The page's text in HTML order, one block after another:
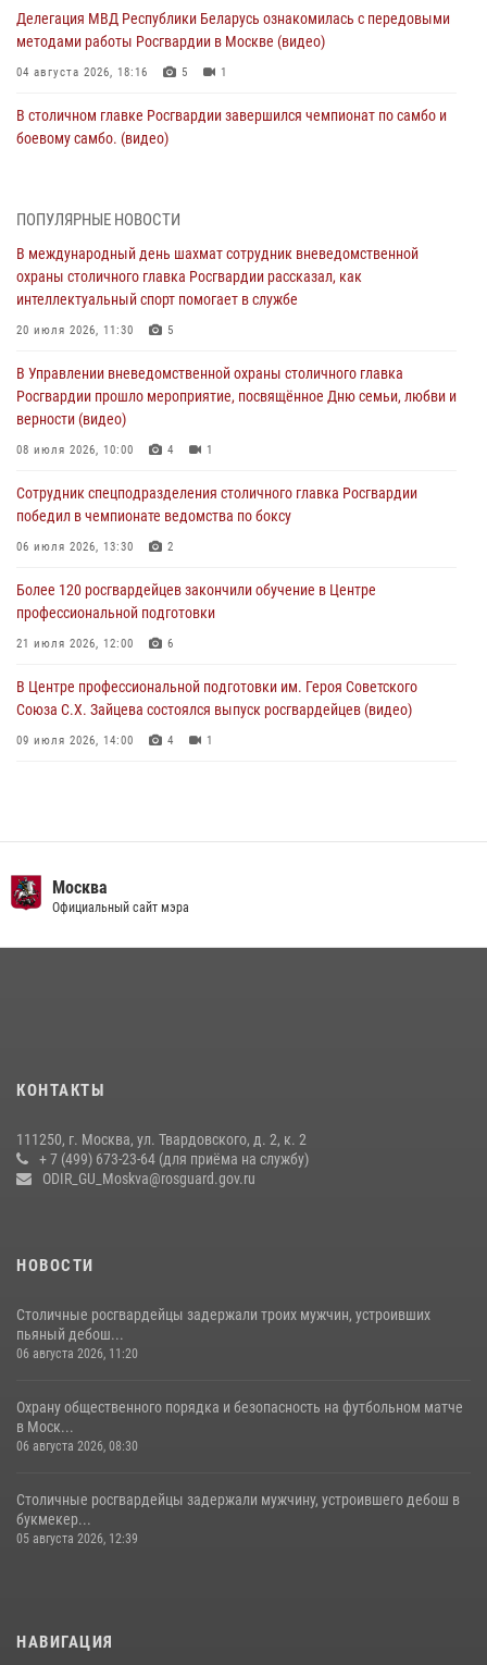
Делегация МВД Республики Беларусь ознакомилась с передовыми
методами работы Росгвардии в Москве (видео)
04 августа 2026, 18:16 5 1
В столичном главке Росгвардии завершился чемпионат по самбо и
боевому самбо. (видео)
Офицер Росгвардии стал гостем прямого эфира на «Радио Москвы»
04 августа 2026, 12:28
В Москве росгвардейцы задержали подозреваемого в нападении
на охранника торгового центра (видео)
В Главном управлении Росгвардии по городу Москве подвели итоги
работы подразделений за прошедший месяц
03 августа 2026, 13:00
На востоке Москвы сотрудники Росгвардии задержали мужчину,
находящегося в федеральном розыске (видео)
03 августа 2026, 12:00
ПОПУЛЯРНЫЕ НОВОСТИ
В международный день шахмат сотрудник вневедомственной
охраны столичного главка Росгвардии рассказал, как
интеллектуальный спорт помогает в службе
20 июля 2026, 11:30 5
В Управлении вневедомственной охраны столичного главка
Росгвардии прошло мероприятие, посвящённое Дню семьи, любви и
верности (видео)
08 июля 2026, 10:00 4 1
Сотрудник спецподразделения столичного главка Росгвардии
победил в чемпионате ведомства по боксу
06 июля 2026, 13:30 2
Более 120 росгвардейцев закончили обучение в Центре
профессиональной подготовки
21 июля 2026, 12:00 6
В Центре профессиональной подготовки им. Героя Советского
Союза С.Х. Зайцева состоялся выпуск росгвардейцев (видео)
09 июля 2026, 14:00 4 1
Пазл счастливой жизни: история любви и службы сотрудников
вневедомственной охраны Росгвардии
Москве (видео)
В спецподразделении столичного главка Росгвардии завершился
Москва
Официальный сайт мэра
КОНТАКТЫ
111250, г. Москва, ул. Твардовского, д. 2, к. 2
+ 7 (499) 673-23-64 (для приёма на службу)
ODIR_GU_Moskva@rosguard.gov.ru
НОВОСТИ
Столичные росгвардейцы задержали троих мужчин, устроивших
пьяный дебош...
06 августа 2026, 11:20
Охрану общественного порядка и безопасность на футбольном матче
в Моск...
06 августа 2026, 08:30
Столичные росгвардейцы задержали мужчину, устроившего дебош в
букмекер...
05 августа 2026, 12:39
НАВИГАЦИЯ